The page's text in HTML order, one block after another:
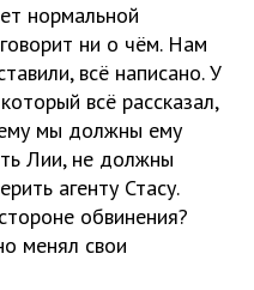
нормальной
ни о чём. Нам
всё написано. У
всё рассказал,
мы должны ему
Лии, не должны
агенту Стасу.
обвинения?
менял свои